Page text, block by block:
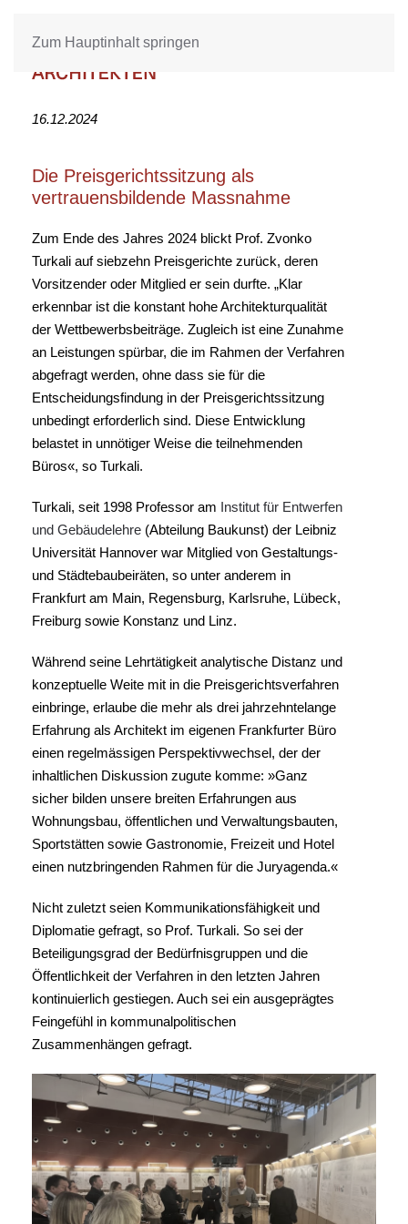
Zum Hauptinhalt springen
16.12.2024
Die Preisgerichtssitzung als
vertrauensbildende Massnahme
Zum Ende des Jahres 2024 blickt Prof. Zvonko
Turkali auf siebzehn Preisgerichte zurück, deren
Vorsitzender oder Mitglied er sein durfte. „Klar
erkennbar ist die konstant hohe Architekturqualität
der Wettbewerbsbeiträge. Zugleich ist eine Zunahme
an Leistungen spürbar, die im Rahmen der Verfahren
abgefragt werden, ohne dass sie für die
Entscheidungsfindung in der Preisgerichtssitzung
unbedingt erforderlich sind. Diese Entwicklung
belastet in unnötiger Weise die teilnehmenden
Büros«, so Turkali.
Turkali, seit 1998 Professor am Institut für Entwerfen
und Gebäudelehre (Abteilung Baukunst) der Leibniz
Universität Hannover war Mitglied von Gestaltungs-
und Städtebaubeiräten, so unter anderem in
Frankfurt am Main, Regensburg, Karlsruhe, Lübeck,
Freiburg sowie Konstanz und Linz.
Während seine Lehrtätigkeit analytische Distanz und
konzeptuelle Weite mit in die Preisgerichtsverfahren
einbringe, erlaube die mehr als drei jahrzehntelange
Erfahrung als Architekt im eigenen Frankfurter Büro
einen regelmässigen Perspektivwechsel, der der
inhaltlichen Diskussion zugute komme: »Ganz
sicher bilden unsere breiten Erfahrungen aus
Wohnungsbau, öffentlichen und Verwaltungsbauten,
Sportstätten sowie Gastronomie, Freizeit und Hotel
einen nutzbringenden Rahmen für die Juryagenda.«
Nicht zuletzt seien Kommunikationsfähigkeit und
Diplomatie gefragt, so Prof. Turkali. So sei der
Beteiligungsgrad der Bedürfnisgruppen und die
Öffentlichkeit der Verfahren in den letzten Jahren
kontinuierlich gestiegen. Auch sei ein ausgeprägtes
Feingefühl in kommunalpolitischen
Zusammenhängen gefragt.